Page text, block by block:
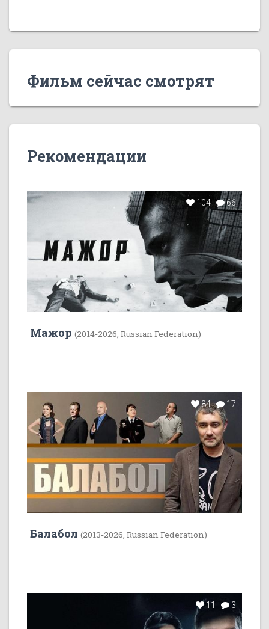
Фильм сейчас смотрят
Рекомендации
104 66
Мажор (2014-2026, Russian Federation)
84 17
Балабол (2013-2026, Russian Federation)
11 3